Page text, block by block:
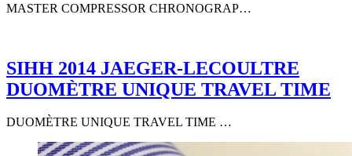
MASTER COMPRESSOR CHRONOGRAP…
SIHH 2014 JAEGER-LECOULTRE
DUOMÈTRE UNIQUE TRAVEL TIME
DUOMÈTRE UNIQUE TRAVEL TIME …